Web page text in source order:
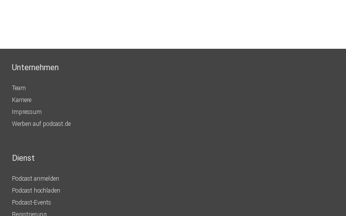
Unternehmen
Team
Karriere
Impressum
Werben auf podcast.de
Dienst
Podcast anmelden
Podcast hochladen
Podcast-Events
Registrierung